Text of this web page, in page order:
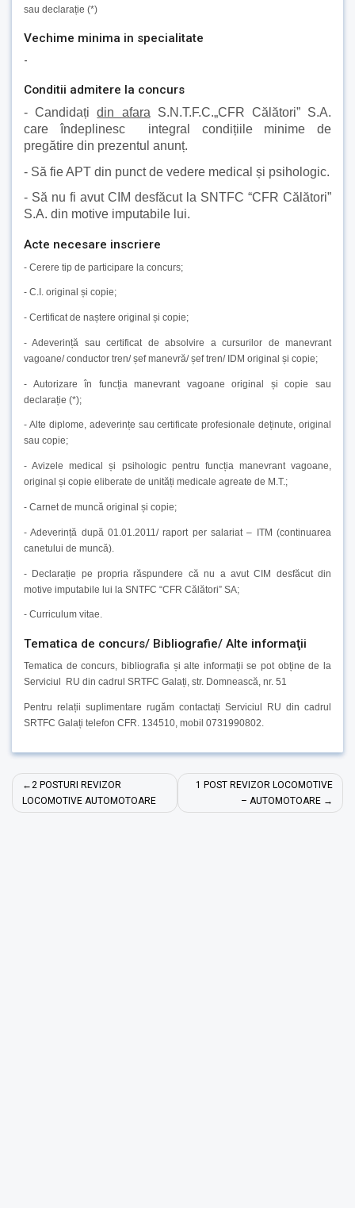
sau declarație (*)
Vechime minima in specialitate
-
Conditii admitere la concurs
- Candidațidin afara S.N.T.F.C.„CFR Călători” S.A.
care îndeplinesc integral condițiile minime de
pregătire din prezentul anunț.
- Să fie APT din punct de vedere medical și psihologic.
- Să nu fi avut CIM desfăcut la SNTFC “CFR Călători”
S.A. din motive imputabile lui.
Acte necesare inscriere
- Cerere tip de participare la concurs;
- C.I. original și copie;
- Certificat de naștere original și copie;
- Adeverință sau certificat de absolvire a cursurilor de manevrant
vagoane/ conductor tren/ șef manevră/ șef tren/ IDM original și copie;
- Autorizare în funcția manevrant vagoane original și copie sau
declarație (*);
- Alte diplome, adeverințe sau certificate profesionale deținute, original
sau copie;
- Avizele medical și psihologic pentru funcția manevrant vagoane,
original și copie eliberate de unități medicale agreate de M.T.;
- Carnet de muncă original și copie;
- Adeverință după 01.01.2011/ raport per salariat – ITM (continuarea
canetului de muncă).
- Declarație pe propria răspundere că nu a avut CIM desfăcut din
motive imputabile lui la SNTFC “CFR Călători” SA;
- Curriculum vitae.
Tematica de concurs/ Bibliografie/ Alte informaţii
Tematica de concurs, bibliografia și alte informații se pot obține de la
Serviciul RU din cadrul SRTFC Galați, str. Domnească, nr. 51
Pentru relații suplimentare rugăm contactați Serviciul RU din cadrul
SRTFC Galați telefon CFR. 134510, mobil 0731990802.
Navigare
în
2 POSTURI REVIZOR
LOCOMOTIVE AUTOMOTOARE
1 POST REVIZOR LOCOMOTIVE
– AUTOMOTOARE